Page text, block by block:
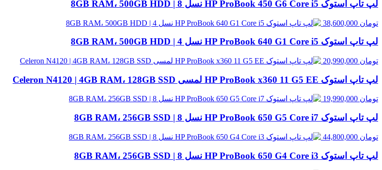
لپ تاپ استوک HP ProBook 450 G6 Core i5 نسل 8 | 8GB RAM، 500GB HDD
تومان
لپ تاپ استوک HP ProBook 640 G1 Core i5 نسل 4 | 8GB RAM، 500GB HDD
تومان
لپ تاپ استوک HP ProBook x360 11 G5 EE لمسی Celeron N4120 | 4GB RAM، 128GB SSD
تومان
لپ تاپ استوک HP ProBook 650 G5 Core i7 نسل 8 | 8GB RAM، 256GB SSD
تومان
لپ تاپ استوک HP ProBook 650 G4 Core i3 نسل 8 | 8GB RAM، 256GB SSD